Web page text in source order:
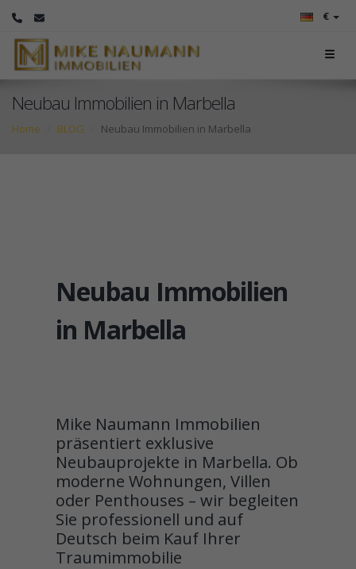
€
Neubau Immobilien in Marbella
Home BLOG Neubau Immobilien in Marbella
Neubau Immobilien
in Marbella
Mike Naumann Immobilien
präsentiert exklusive
Neubauprojekte in Marbella. Ob
moderne Wohnungen, Villen
oder Penthouses – wir begleiten
Sie professionell und auf
Deutsch beim Kauf Ihrer
Traumimmobilie